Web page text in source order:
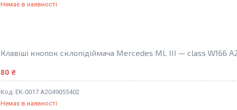
Немає в наявності
Клавіші кнопок склопідіймача Mercedes ML III — class W166
80 ₴
EK-0017 A2049055402
Немає в наявності